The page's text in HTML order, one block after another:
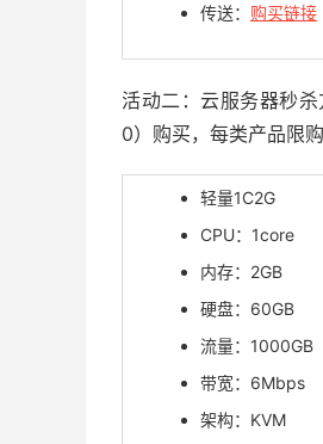
传送： 购买链接
活动二：云服务器秒
0）购买，每类产品限
轻量1C2G
CPU：1core
内存：2GB
硬盘：60GB
流量：1000GB
带宽：6Mbps
架构：KVM